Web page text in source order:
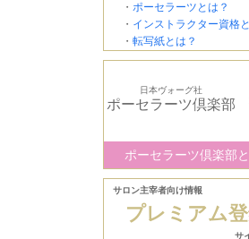
・ ポーセラーツとは？
・ インストラクター資格
・ 転写紙とは？
日本ヴォーグ社
ポーセラーツ倶楽部
ポーセラーツ倶楽部
サロン主宰者向け情報
プレミアム
サ